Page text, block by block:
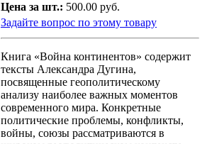
Цена за шт.: 500.00 руб.
Задайте вопрос по этому товару
Книга «Война континентов» содержит
тексты Александра Дугина,
посвященные геополитическому
анализу наиболее важных моментов
современного мира. Конкретные
политические проблемы, конфликты,
войны, союзы рассматриваются в